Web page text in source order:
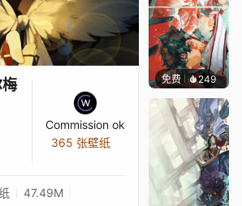
Commission ok
365 张壁纸
47.49M
免费 249坤毛